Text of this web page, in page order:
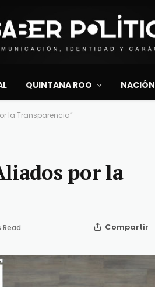
QUINTANA ROO NACIÓN
la Transparencia”
por la
Read Compartir